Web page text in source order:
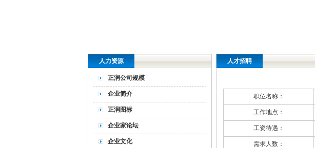
人力资源
正润公司规模
企业简介
正润图标
企业家论坛
企业文化
人才招聘
职位名称：
工作地点：
工资待遇：
需求人数：